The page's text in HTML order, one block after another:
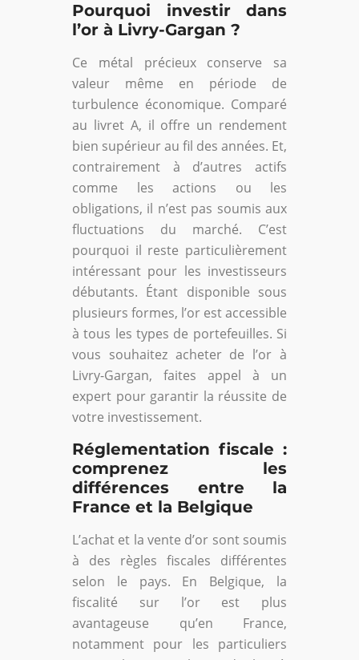
Pourquoi investir dans
l’or à Livry-Gargan ?
Ce métal précieux conserve sa
valeur même en période de
turbulence économique. Comparé
au livret A, il offre un rendement
bien supérieur au fil des années. Et,
contrairement à d’autres actifs
comme les actions ou les
obligations, il n’est pas soumis aux
fluctuations du marché. C’est
pourquoi il reste particulièrement
intéressant pour les investisseurs
débutants. Étant disponible sous
plusieurs formes, l’or est accessible
à tous les types de portefeuilles. Si
vous souhaitez acheter de l’or à
Livry-Gargan, faites appel à un
expert pour garantir la réussite de
votre investissement.
Réglementation fiscale :
comprenez les
différences entre la
France et la Belgique
L’achat et la vente d’or sont soumis
à des règles fiscales différentes
selon le pays. En Belgique, la
fiscalité sur l’or est plus
avantageuse qu’en France,
notamment pour les particuliers